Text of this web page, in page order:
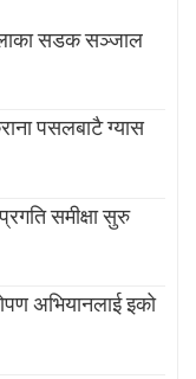
सडक सञ्जाल
पसलबाटै ग्यास
समीक्षा सुरु
अभियानलाई इको